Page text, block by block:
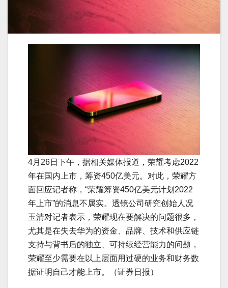
4月26日下午，据相关媒体报道，荣耀考虑2022
年在国内上市，筹资450亿美元。对此，荣耀方
面回应记者称，“荣耀筹资450亿美元计划2022
年上市”的消息不属实。透镜公司研究创始人况
玉清对记者表示，荣耀现在要解决的问题很多，
尤其是在失去华为的资金、品牌、技术和供应链
支持与背书后的独立、可持续经营能力的问题，
荣耀至少需要在以上层面用过硬的业务和财务数
据证明自己才能上市。（证券日报）